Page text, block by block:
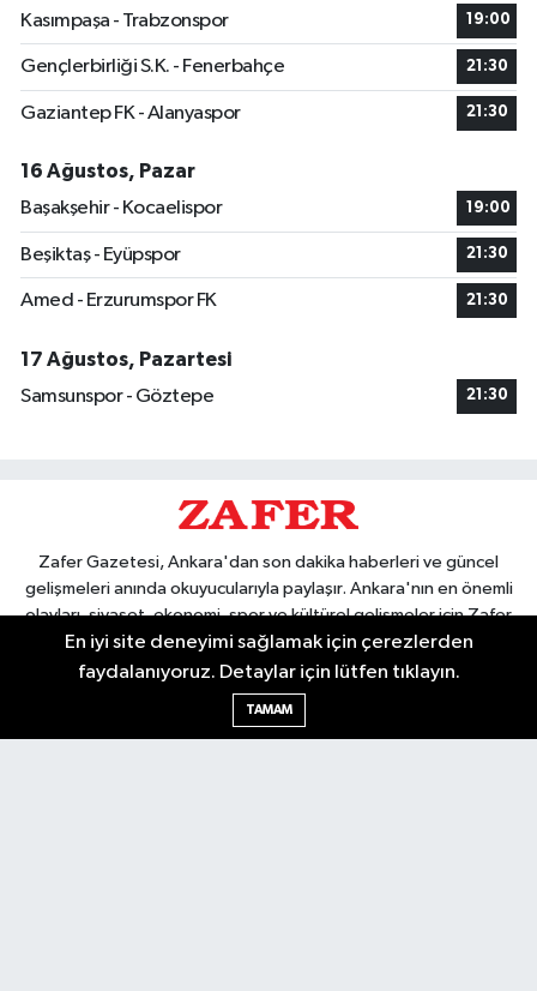
Kasımpaşa - Trabzonspor 19:00
Gençlerbirliği S.K. - Fenerbahçe 21:30
Gaziantep FK - Alanyaspor 21:30
16 Ağustos, Pazar
Başakşehir - Kocaelispor
19:00
Beşiktaş - Eyüpspor 21:30
Amed - Erzurumspor FK 21:30
17 Ağustos, Pazartesi
Samsunspor - Göztepe
21:30
Zafer Gazetesi, Ankara'dan son dakika haberleri ve güncel
gelişmeleri anında okuyucularıyla paylaşır. Ankara'nın en önemli
olayları, siyaset, ekonomi, spor ve kültürel gelişmeler için Zafer
Gazetesi'ni takip edin. Başkentin güvendiği haber kaynağı.
En iyi site deneyimi sağlamak için çerezlerden
faydalanıyoruz. Detaylar için lütfen tıklayın.
TAMAM